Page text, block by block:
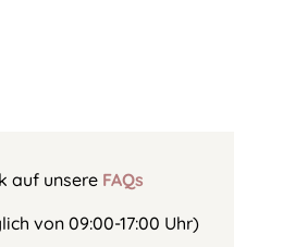
auf unsere FAQs
von 09:00-17:00 Uhr)